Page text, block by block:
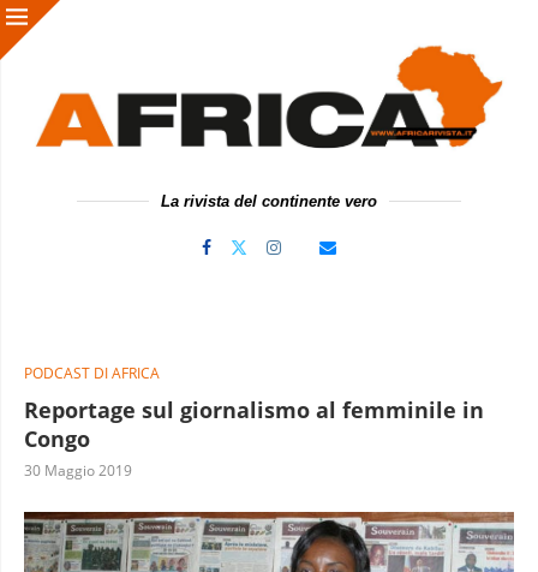
La rivista del continente vero
PODCAST DI AFRICA
Reportage sul giornalismo al femminile in
Congo
30 Maggio 2019